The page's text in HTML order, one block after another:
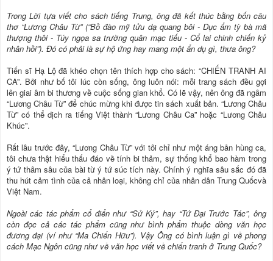
Trong Lời tựa viết cho sách tiếng Trung, ông đã kết thúc bằng bốn câu
thơ “Lương Châu Từ” (“Bồ đào mỹ tửu dạ quang bôi - Dục ẩm tỳ bà mã
thượng thôi - Túy ngọa sa trường quân mạc tiếu - Cổ lai chinh chiến kỷ
nhân hồi”). Đó có phải là sự hộ ứng hay mang một ẩn dụ gì, thưa ông?
Tiến sĩ Hạ Lộ đã khéo chọn tên thích hợp cho sách: “CHIẾN TRANH AI
CA”. Bởi như bố tôi lúc còn sống, ông luôn nói: mỗi trang sách đều gợi
lên giai âm bi thương về cuộc sống gian khổ. Có lẽ vậy, nên ông đã ngâm
“Lương Châu Từ” để chúc mừng khi được tin sách xuất bản. “Lương Châu
Từ” có thể dịch ra tiếng Việt thành “Lương Châu Ca” hoặc “Lương Châu
Khúc”.
Rất lâu trước đây, “Lương Châu Từ” với tôi chỉ như một áng bản hùng ca,
tôi chưa thật hiểu thấu đáo về tính bi thảm, sự thống khổ bao hàm trong
ý tứ thâm sâu của bài từ ý tứ súc tích này. Chính ý nghĩa sâu sắc đó đã
thu hút cảm tình của cả nhân loại, không chỉ của nhân dân Trung Quốcvà
Việt Nam.
Ngoài các tác phẩm cổ điển như “Sử Ký”, hay “Tứ Đại Trước Tác”, ông
còn đọc cả các tác phẩm cũng như bình phẩm thuộc dòng văn học
đương đại (ví như “Ma Chiến Hữu”). Vậy Ông có bình luận gì về phong
cách Mạc Ngôn cũng như về văn học viết về chiến tranh ở Trung Quốc?